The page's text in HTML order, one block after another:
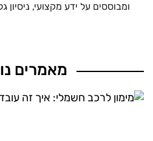
ומבוססים על ידע מקצועי,
מאמרים